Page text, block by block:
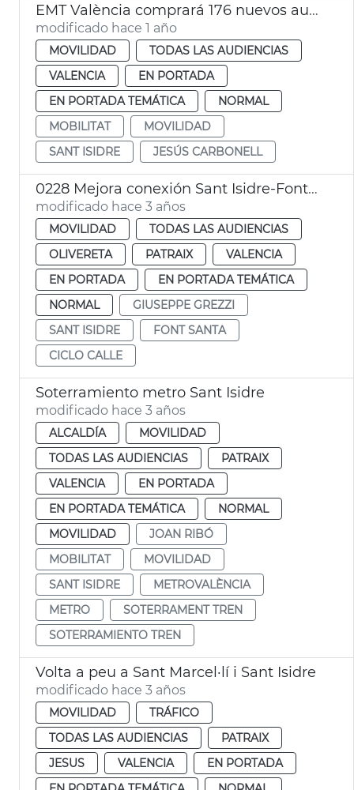
EMT València comprará 176 nuevos autobuses eléctricos
modificado hace 1 año
MOVILIDAD
TODAS LAS AUDIENCIAS
VALENCIA
EN PORTADA
EN PORTADA TEMÁTICA
NORMAL
MOBILITAT
MOVILIDAD
SANT ISIDRE
JESÚS CARBONELL
0228 Mejora conexión Sant Isidre-Fontsanta
modificado hace 3 años
MOVILIDAD
TODAS LAS AUDIENCIAS
OLIVERETA
PATRAIX
VALENCIA
EN PORTADA
EN PORTADA TEMÁTICA
NORMAL
GIUSEPPE GREZZI
SANT ISIDRE
FONT SANTA
CICLO CALLE
Soterramiento metro Sant Isidre
modificado hace 3 años
ALCALDÍA
MOVILIDAD
TODAS LAS AUDIENCIAS
PATRAIX
VALENCIA
EN PORTADA
EN PORTADA TEMÁTICA
NORMAL
MOVILIDAD
JOAN RIBÓ
MOBILITAT
MOVILIDAD
SANT ISIDRE
METROVALÈNCIA
METRO
SOTERRAMENT TREN
SOTERRAMIENTO TREN
Volta a peu a Sant Marcel·lí i Sant Isidre
modificado hace 3 años
MOVILIDAD
TRÁFICO
TODAS LAS AUDIENCIAS
PATRAIX
JESUS
VALENCIA
EN PORTADA